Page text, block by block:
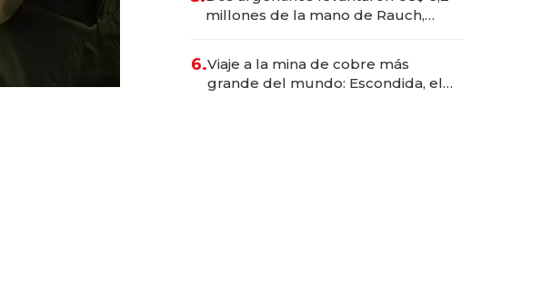
transformadoras
millones de la mano de Rauch,
6.Viaje a la mina de cobre más
grande del mundo: Escondida, el